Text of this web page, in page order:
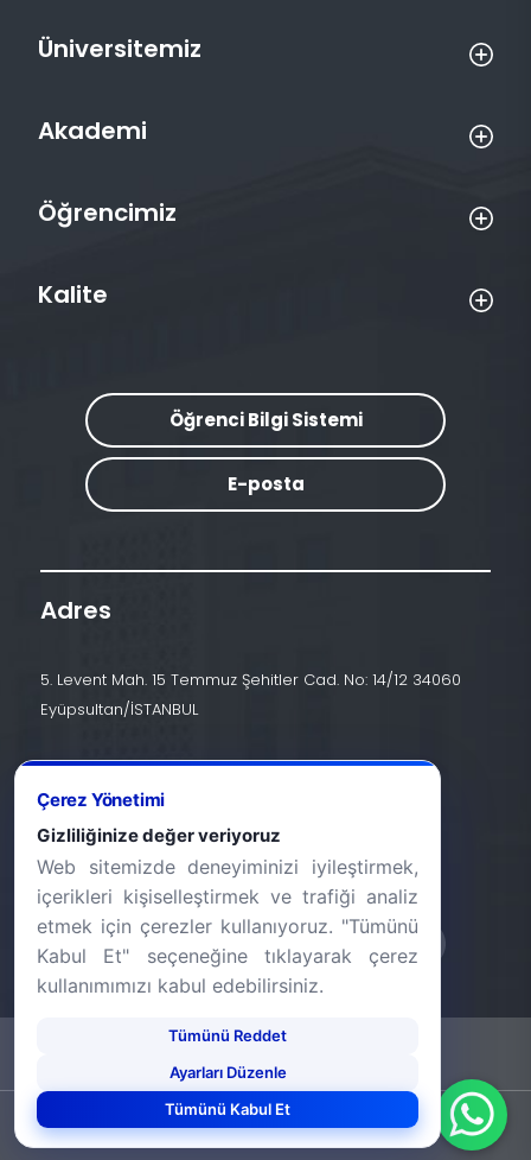
Üniversitemiz
Akademi
Öğrencimiz
Kalite
Öğrenci Bilgi Sistemi
E-posta
Adres
5. Levent Mah. 15 Temmuz Şehitler Cad. No: 14/12 34060
Eyüpsultan/İSTANBUL
+90 (212) 924 24 44
info@halic.edu.tr
©2026 Haliç Üniversitesi. Tüm hakları saklıdır.
Çerez Yönetimi
Gizliliğinize değer veriyoruz
Web sitemizde deneyiminizi iyileştirmek,
içerikleri kişiselleştirmek ve trafiği analiz
etmek için çerezler kullanıyoruz. "Tümünü
Kabul Et" seçeneğine tıklayarak çerez
kullanımımızı kabul edebilirsiniz.
Tümünü Reddet
Ayarları Düzenle
Tümünü Kabul Et